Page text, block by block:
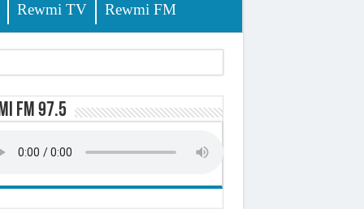
Rewmi TV Rewmi FM
octroyé
milliards de francs CFA
FM 97.5